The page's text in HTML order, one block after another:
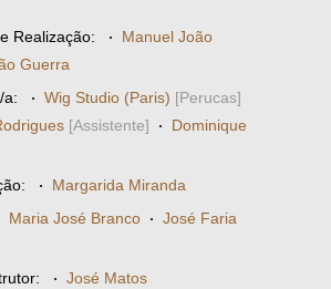
Realização: · Manuel João
Guerra
a: · Wig Studio (Paris) [Perucas]
[Assistente] · Dominique
· Margarida Miranda
Maria José Branco · José Faria
· José Matos